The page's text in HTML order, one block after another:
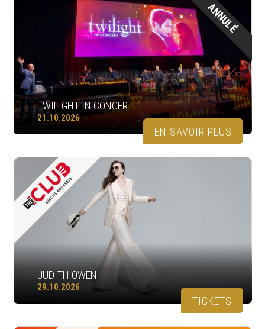
ANNULÉ
TWILIGHT IN CONCERT
21.10.2026
EN SAVOIR PLUS
JUDITH OWEN
29.10.2026
TICKETS